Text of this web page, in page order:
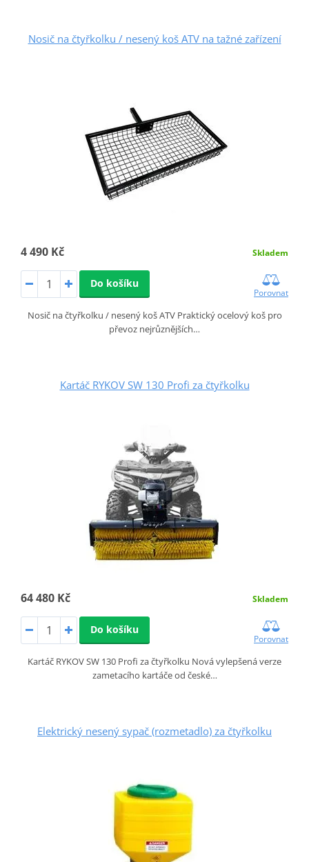
Nosič na čtyřkolku / nesený koš ATV na tažné zařízení
4 490 Kč Skladem
Do košíku
Porovnat
Nosič na čtyřkolku / nesený koš ATV Praktický ocelový koš pro
převoz nejrůznějších…
Kartáč RYKOV SW 130 Profi za čtyřkolku
64 480 Kč Skladem
Do košíku
Porovnat
Kartáč RYKOV SW 130 Profi za čtyřkolku Nová vylepšená verze
zametacího kartáče od české…
Elektrický nesený sypač (rozmetadlo) za čtyřkolku